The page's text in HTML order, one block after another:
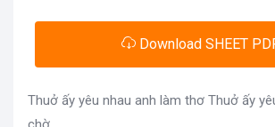
Download SHEET
Thuở ấy yêu nhau anh làm thơ Thuở ấy